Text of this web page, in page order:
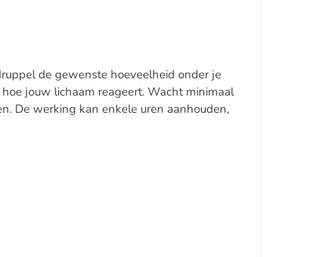
de gewenste hoeveelheid onder je
jouw lichaam reageert. Wacht minimaal
De werking kan enkele uren aanhouden,